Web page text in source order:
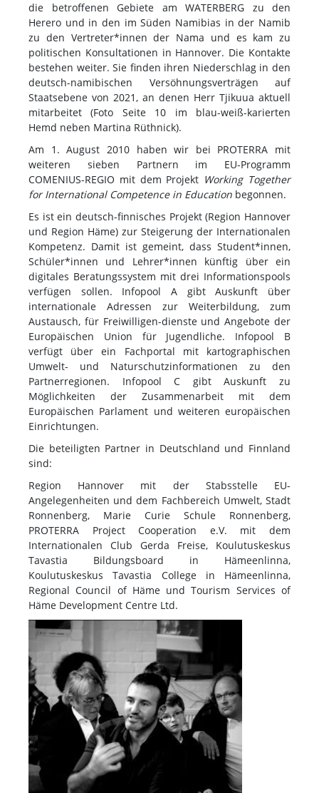
die betroffenen Gebiete am WATERBERG zu den
Herero und in den im Süden Namibias in der Namib
zu den Vertreter*innen der Nama und es kam zu
politischen Konsultationen in Hannover. Die Kontakte
bestehen weiter. Sie finden ihren Niederschlag in den
deutsch-namibischen Versöhnungsverträgen auf
Staatsebene von 2021, an denen Herr Tjikuua aktuell
mitarbeitet (Foto Seite 10 im blau-weiß-karierten
Hemd neben Martina Rüthnick).
Am 1. August 2010 haben wir bei PROTERRA mit
weiteren sieben Partnern im EU-Programm
COMENIUS-REGIO mit dem Projekt Working Together
for International Competence in Education begonnen.
Es ist ein deutsch-finnisches Projekt (Region Hannover
und Region Häme) zur Steigerung der Internationalen
Kompetenz. Damit ist gemeint, dass Student*innen,
Schüler*innen und Lehrer*innen künftig über ein
digitales Beratungssystem mit drei Informationspools
verfügen sollen. Infopool A gibt Auskunft über
internationale Adressen zur Weiterbildung, zum
Austausch, für Freiwilligen-dienste und Angebote der
Europäischen Union für Jugendliche. Infopool B
verfügt über ein Fachportal mit kartographischen
Umwelt- und Naturschutzinformationen zu den
Partnerregionen. Infopool C gibt Auskunft zu
Möglichkeiten der Zusammenarbeit mit dem
Europäischen Parlament und weiteren europäischen
Einrichtungen.
Die beteiligten Partner in Deutschland und Finnland
sind:
Region Hannover mit der Stabsstelle EU-
Angelegenheiten und dem Fachbereich Umwelt, Stadt
Ronnenberg, Marie Curie Schule Ronnenberg,
PROTERRA Project Cooperation e.V. mit dem
Internationalen Club Gerda Freise, Koulutuskeskus
Tavastia Bildungsboard in Hämeenlinna,
Koulutuskeskus Tavastia College in Hämeenlinna,
Regional Council of Häme und Tourism Services of
Häme Development Centre Ltd.